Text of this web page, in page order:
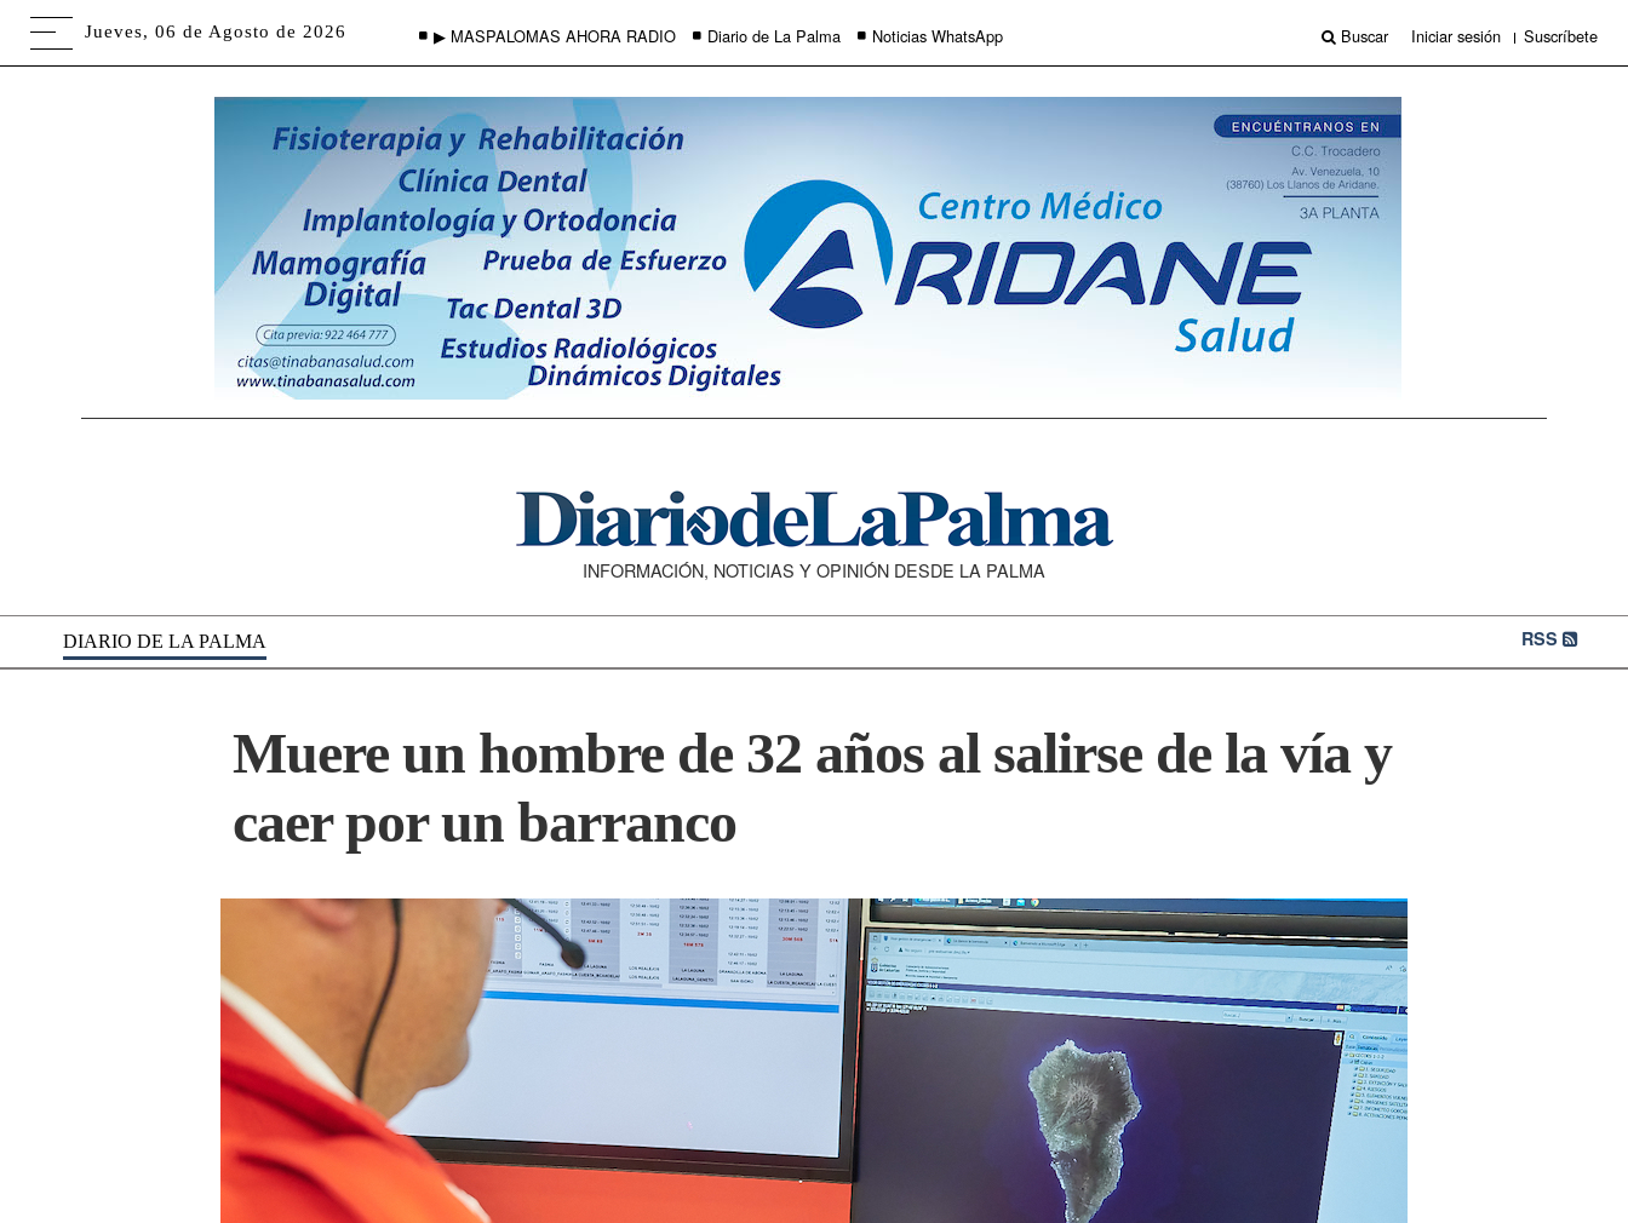
Jueves, 06 de Agosto de 2026 ▶ MASPALOMAS AHORA RADIO Diario de La Palma Noticias WhatsApp Buscar Iniciar sesión Suscríbete
INFORMACIÓN, NOTICIAS Y OPINIÓN DESDE LA PALMA
DIARIO DE LA PALMA RSS
Muere un hombre de 32 años al salirse de la vía y
caer por un barranco